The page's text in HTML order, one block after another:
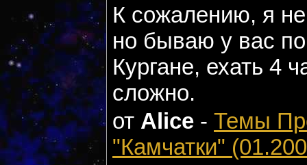
К сожалению, я
но бываю у вас
Кургане, ехать 4
сложно.
от Alice - Темы
"Камчатки"